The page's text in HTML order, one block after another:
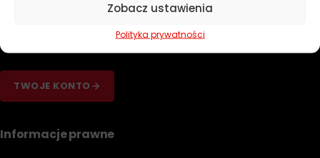
Zobacz ustawienia
Polityka prywatności
TWOJE KONTO
Informacje prawne